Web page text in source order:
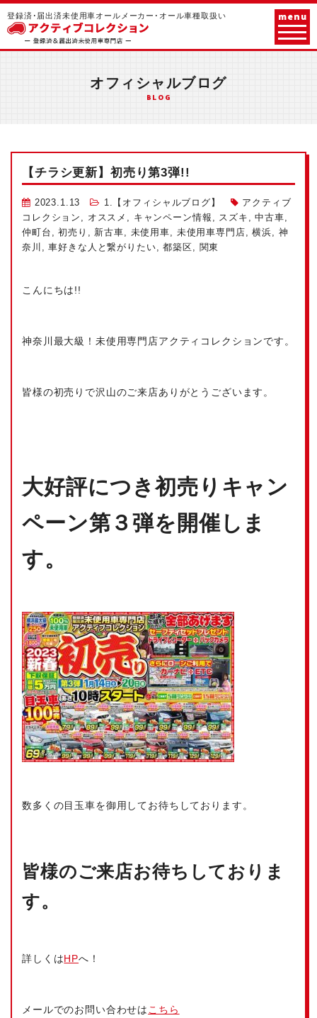
登録済･届出済未使用車オールメーカー･オール車種取扱い menu
オフィシャルブログ
BLOG
【チラシ更新】初売り第3弾!!
2023.1.13 1.【オフィシャルブログ】
アクティブ
コレクション , オススメ , キャンペーン情報 , スズキ ,中古車,
仲町台 ,初売り , 新古車, 未使用車, 未使用車専門店 ,横浜, 神
奈川 ,車好きな人と繋がりたい,都築区 , 関東
こんにちは!!
神奈川最大級！未使用専門店アクティコレクションです。
皆様の初売りで沢山のご来店ありがとうございます。
大好評につき初売りキャン
ペーン第３弾を開催しま
す。
数多くの目玉車を御用してお待ちしております。
皆様のご来店お待ちしておりま
す。
詳しくはHPへ！
メールでのお問い合わせは こちら